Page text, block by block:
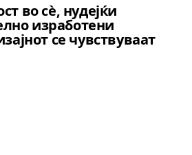
во сè, нудејќи
изработени
се чувствуваат